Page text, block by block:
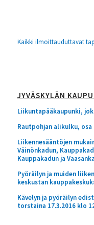
Kaikki ilmoittauduttavat
JYVÄSKYLÄN
Liikuntapääkaupunki,
Rautpohjan alikulku,
Liikennesääntöjen
Väinönkadun,
Kauppakadun ja
Pyöräilyn ja muiden
keskustan
Kävelyn ja pyöräilyn
torstaina 17.3.2016 klo